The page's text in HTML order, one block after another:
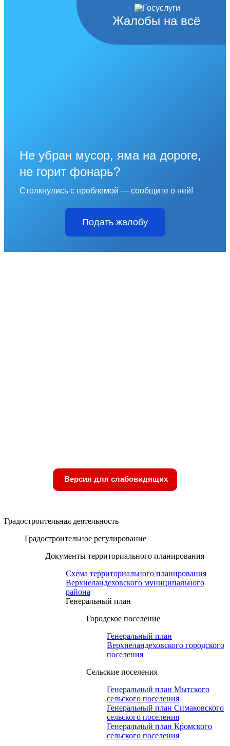
Жалобы на всё
Не убран мусор, яма на дороге,
не горит фонарь?
Столкнулись с проблемой — сообщите о ней!
Подать жалобу
Версия для слабовидящих
Градостроительная деятельность
Градостроительное регулирование
Документы территориального планирования
Схема территориального планирования
Верхнеландеховского муниципального
района
Генеральный план
Городское поселение
Генеральный план
Верхнеландеховского городского
поселения
Сельские поселения
Генеральный план Мытского
сельского поселения
Генеральный план Симаковского
сельского поселения
Генеральный план Кромского
сельского поселения